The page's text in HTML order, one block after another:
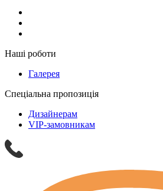
Наші роботи
Галерея
Спеціальна пропозиція
Дизайнерам
VIP-замовникам